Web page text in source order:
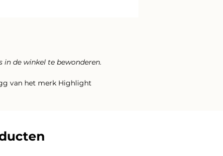
in de winkel te bewonderen.
van het merk Highlight